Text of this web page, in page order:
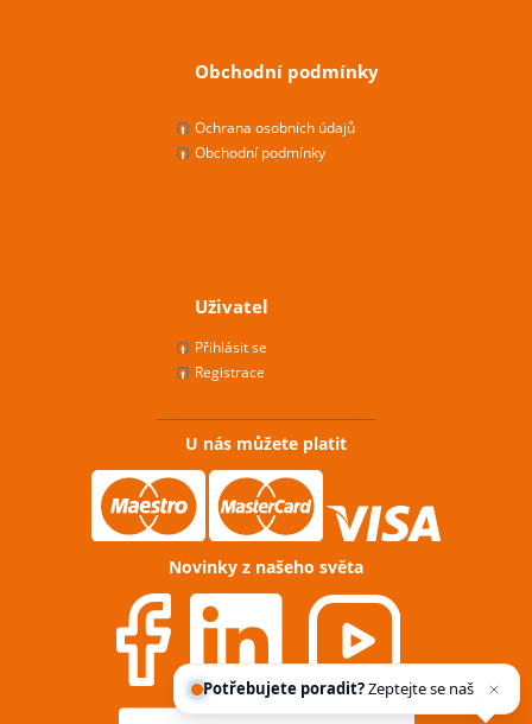
Obchodní podmínky
Ochrana osobních údajů
Obchodní podmínky
Uživatel
Přihlásit se
Registrace
U nás můžete platit
Novinky z našeho světa
Potřebujete poradit?Zeptejte se našeho
asistenta